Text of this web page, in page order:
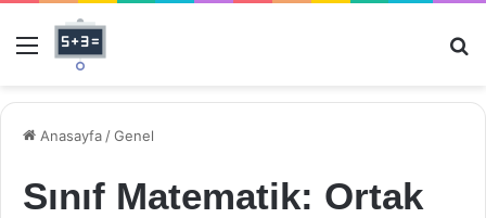
Menü
Anasayfa /Genel
Sınıf Matematik: Ortak